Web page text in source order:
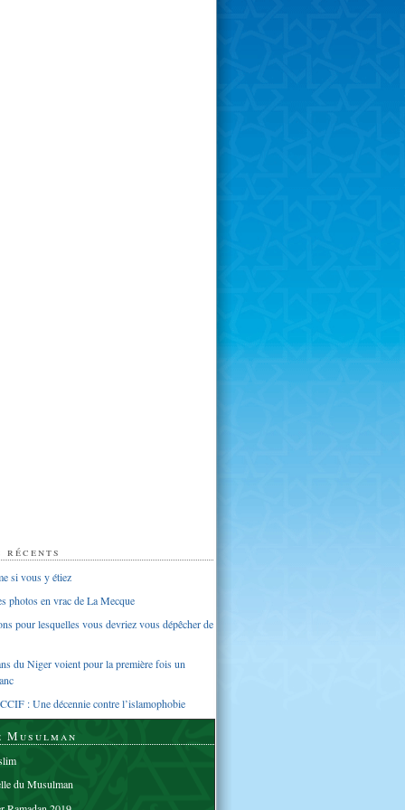
si vous y étiez
photos en vrac de La Mecque
pour lesquelles vous devriez vous dépêcher de
du Niger voient pour la première fois un
: Une décennie contre l’islamophobie
Musulman
du Musulman